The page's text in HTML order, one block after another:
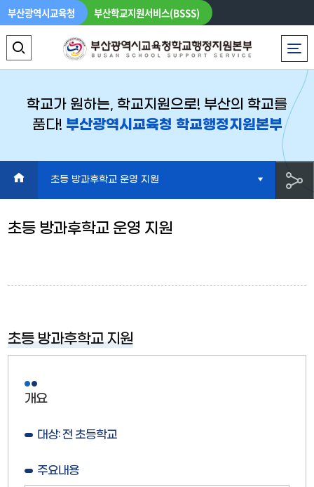
부산광역시교육청 부산학교지원서비스(BSSS)
로그인 LANGUAGE전체메뉴
색
영
역
학교가 원하는, 학교지원으로! 부산의 학교를
품다! 부산광역시교육청 학교행정지원본부
HOME초등 방과후학교 운영 지원
초등 방과후학교 운영 지원
공
초등 방과후학교 지원
개요
대상: 전 초등학교
주요내용